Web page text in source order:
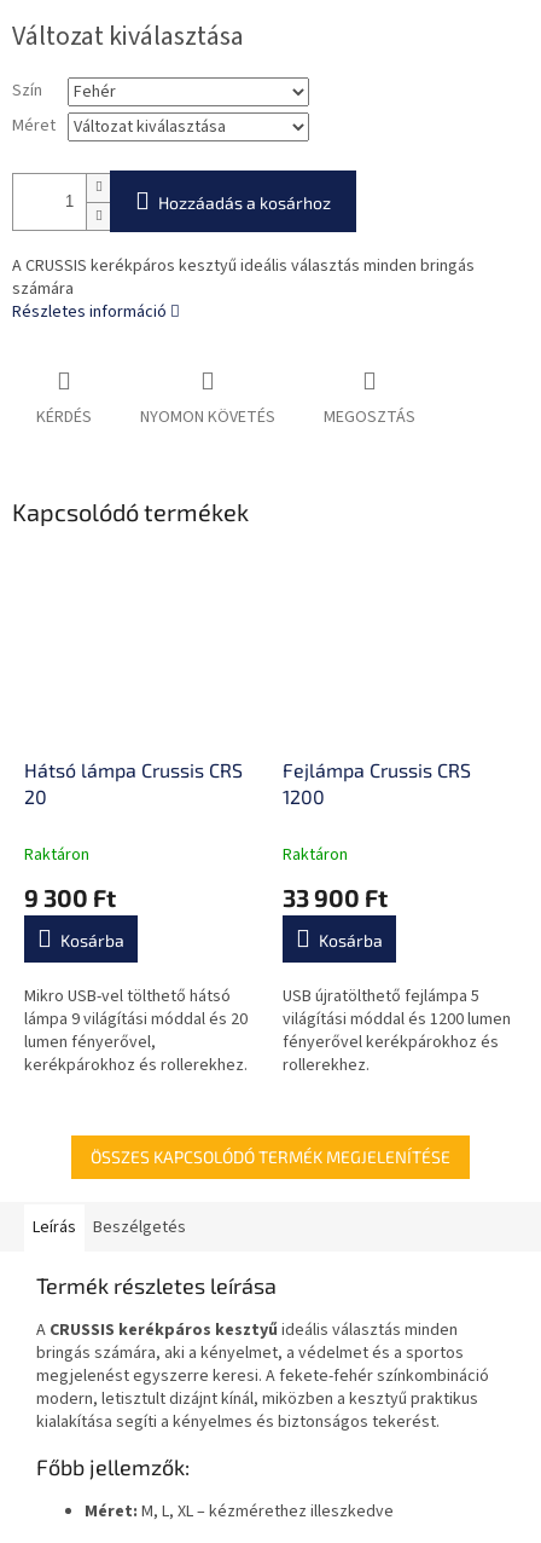
Változat kiválasztása
Szín
Méret
Hozzáadás a kosárhoz
A CRUSSIS kerékpáros kesztyű ideális választás minden bringás
számára
Részletes információ
KÉRDÉS NYOMON KÖVETÉS MEGOSZTÁS
Kapcsolódó termékek
Hátsó lámpa Crussis CRS
20
Raktáron
9 300 Ft
Kosárba
Mikro USB-vel tölthető hátsó
lámpa 9 világítási móddal és 20
lumen fényerővel,
kerékpárokhoz és rollerekhez.
Fejlámpa Crussis CRS
1200
Raktáron
33 900 Ft
Kosárba
USB újratölthető fejlámpa 5
világítási móddal és 1200 lumen
fényerővel kerékpárokhoz és
rollerekhez.
ÖSSZES KAPCSOLÓDÓ TERMÉK MEGJELENÍTÉSE
Leírás Beszélgetés
Termék részletes leírása
A CRUSSIS kerékpáros kesztyű ideális választás minden
bringás számára, aki a kényelmet, a védelmet és a sportos
megjelenést egyszerre keresi. A fekete-fehér színkombináció
modern, letisztult dizájnt kínál, miközben a kesztyű praktikus
kialakítása segíti a kényelmes és biztonságos tekerést.
Főbb jellemzők:
Méret: M, L, XL – kézmérethez illeszkedve